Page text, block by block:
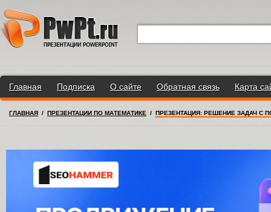
Главная Подписка О сайте Обратная связь Карта
ГЛАВНАЯ / ПРЕЗЕНТАЦИИ ПО МАТЕМАТИКЕ / ПРЕЗЕНТАЦИЯ: РЕШЕНИЕ ЗАДАЧ С